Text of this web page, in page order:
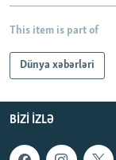
This item is part of
Dünya xəbərləri
BIZI IZLƏ